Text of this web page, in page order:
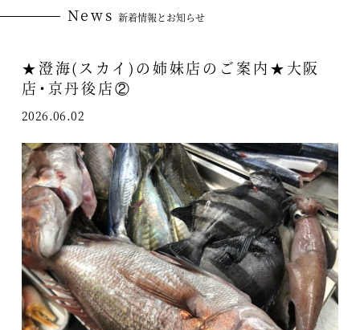
News 新着情報とお知らせ
★澄海(スカイ)の姉妹店のご案内★大阪
店・京丹後店②
2026.06.02